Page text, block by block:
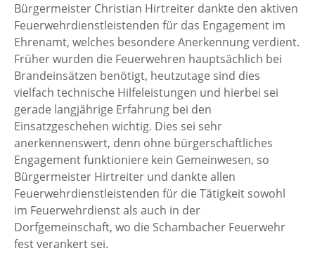
Bürgermeister Christian Hirtreiter dankte den aktiven
Feuerwehrdienstleistenden für das Engagement im
Ehrenamt, welches besondere Anerkennung verdient.
Früher wurden die Feuerwehren hauptsächlich bei
Brandeinsätzen benötigt, heutzutage sind dies
vielfach technische Hilfeleistungen und hierbei sei
gerade langjährige Erfahrung bei den
Einsatzgeschehen wichtig. Dies sei sehr
anerkennenswert, denn ohne bürgerschaftliches
Engagement funktioniere kein Gemeinwesen, so
Bürgermeister Hirtreiter und dankte allen
Feuerwehrdienstleistenden für die Tätigkeit sowohl
im Feuerwehrdienst als auch in der
Dorfgemeinschaft, wo die Schambacher Feuerwehr
fest verankert sei.